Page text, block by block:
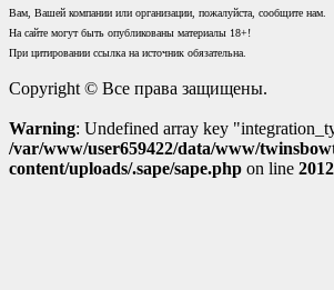
Вам, Вашей компании или организации, пожалуйста, сообщите нам.
На сайте могут быть опубликованы материалы 18+!
При цитировании ссылка на источник обязательна.
Copyright © Все права защищены.
Warning: Undefined array key
/var/www/user659422/data/www/
content/uploads/.sape/sape.php on line 2012